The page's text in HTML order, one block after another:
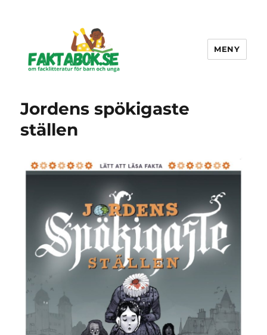
MENY
Jordens spökigaste
ställen